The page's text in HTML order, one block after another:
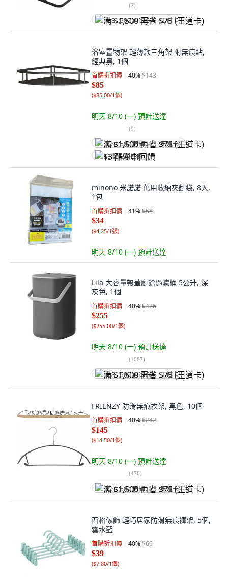
(2)
满 $1,500 再省 $75 (王道卡)
浴室置物架 輕薄款三角架 附無痕貼,
經典黑, 1個
首購折扣價 40%$143
$85
($85.00/1個)
明天 8/10 (一) 預計送達
(9)
满 $1,500 再省 $75 (王道卡)
$3 酷澎幣回饋
minono 米諾諾 萬用收納夾鏈袋, 8入,
1包
首購折扣價 41%$58
$34
($4.25/1張)
明天 8/10 (一) 預計送達
Lila 大容量帶蓋廚餘過濾桶 5公升, 深
灰色, 1個
首購折扣價 40%$426
$255
($255.00/1個)
明天 8/10 (一) 預計送達
(1087)
满 $1,500 再省 $75 (王道卡)
FRIENZY 防滑無痕衣架, 黑色, 10個
首購折扣價 40%$242
$145
($14.50/1個)
明天 8/10 (一) 預計送達
(470)
满 $1,500 再省 $75 (王道卡)
西格傢飾 輕巧居家防滑無痕褲架, 5個,
雲水藍
首購折扣價 40%$66
$39
($7.80/1個)